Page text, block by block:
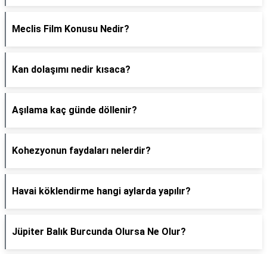
Meclis Film Konusu Nedir?
Kan dolaşımı nedir kısaca?
Aşılama kaç günde döllenir?
Kohezyonun faydaları nelerdir?
Havai köklendirme hangi aylarda yapılır?
Jüpiter Balık Burcunda Olursa Ne Olur?